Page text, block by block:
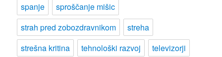
spanje
sproščanje mišic
strah pred zobozdravnikom
streha
strešna kritina
tehnološki razvoj televizorji